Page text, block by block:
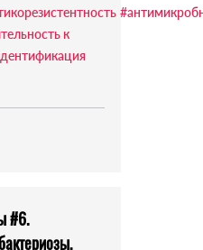
к
#6.